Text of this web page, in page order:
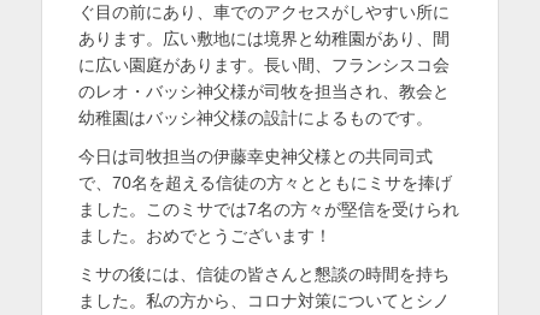
ぐ目の前にあり、車でのアクセスがしやすい所に
あります。広い敷地には境界と幼稚園があり、間
に広い園庭があります。長い間、フランシスコ会
のレオ・バッシ神父様が司牧を担当され、教会と
幼稚園はバッシ神父様の設計によるものです。
今日は司牧担当の伊藤幸史神父様との共同司式
で、70名を超える信徒の方々とともにミサを捧げ
ました。このミサでは7名の方々が堅信を受けられ
ました。おめでとうございます！
ミサの後には、信徒の皆さんと懇談の時間を持ち
ました。私の方から、コロナ対策についてとシノ